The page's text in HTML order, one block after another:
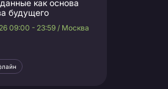
как основа
будущего
09:00 - 23:59 / Москва